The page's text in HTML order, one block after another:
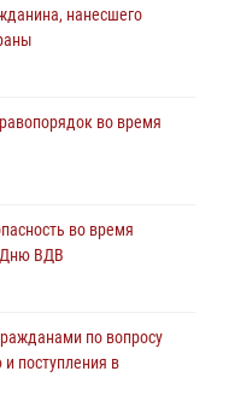
нанесшего
во время
во время
Дню ВДВ
по вопросу
поступления в